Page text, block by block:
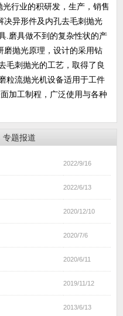
行业的积研发，生产，销售
决异形件及内孔去毛刺抛光
.磨具做不到的复杂性状的产
磨抛光原理，设计的采用钻
毛刺抛光的工艺，取得了良
粒流抛光机设备适用于工件
加工制程，广泛使用与各种
专题报道
2022/9/16
2022/6/13
2020/12/10
2020/7/6
2020/6/11
2019/11/12
2013/6/13